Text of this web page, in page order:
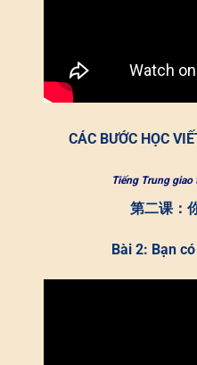
CÁC BƯỚC HỌC
Tiếng Trung
第二课：
Bài 2: Bạn